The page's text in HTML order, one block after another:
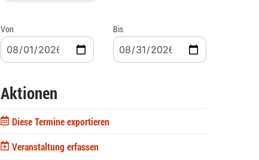
Von Bis
Aktionen
Diese Termine exportieren
Veranstaltung erfassen